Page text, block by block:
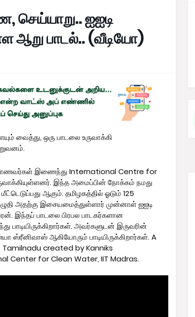
ஐஐடி
ஆறு பாடல்.. (வீடியோ)
வைத்து, ஒரு பாடலை உருவாக்கி
மாணவர்கள் இணைந்து International Centre for
இந்த அமைப்பின் நோக்கம் நமது
ஆகும். தமிழகத்தில் ஓடும் 125
அதற்கு இசையமைத்துள்ளார் முன்னாள் ஐஐடி
இந்தப் பாடலை பிரபல பாடகர்களான
அவர்களுடன் இருவரின்
ஆகியோரும் பாடியிருக்கிறார்கள். A
created by Kanniks
Center for Clean Water, IIT Madras.